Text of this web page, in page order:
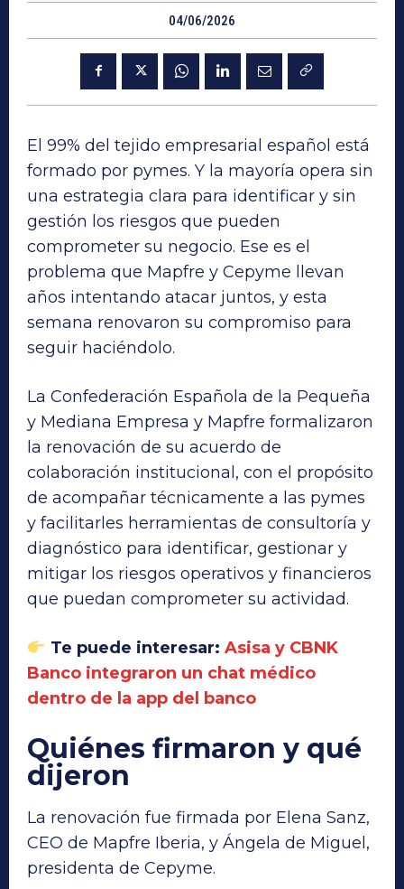
04/06/2026
El 99% del tejido empresarial español está
formado por pymes. Y la mayoría opera sin
una estrategia clara para identificar y sin
gestión los riesgos que pueden
comprometer su negocio. Ese es el
problema que Mapfre y Cepyme llevan
años intentando atacar juntos, y esta
semana renovaron su compromiso para
seguir haciéndolo.
La Confederación Española de la Pequeña
y Mediana Empresa y Mapfre formalizaron
la renovación de su acuerdo de
colaboración institucional, con el propósito
de acompañar técnicamente a las pymes
y facilitarles herramientas de consultoría y
diagnóstico para identificar, gestionar y
mitigar los riesgos operativos y financieros
que puedan comprometer su actividad.
Te puede interesar: Asisa y CBNK
Banco integraron un chat médico
dentro de la app del banco
Quiénes firmaron y qué
dijeron
La renovación fue firmada por Elena Sanz,
CEO de Mapfre Iberia, y Ángela de Miguel,
presidenta de Cepyme.